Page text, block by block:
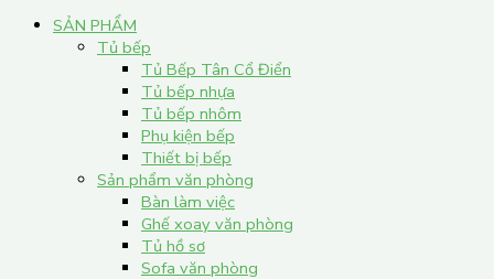
SẢN PHẨM
Tủ bếp
Tủ Bếp Tân Cổ Điển
Tủ bếp nhựa
Tủ bếp nhôm
Phụ kiện bếp
Thiết bị bếp
Sản phẩm văn phòng
Bàn làm việc
Ghế xoay văn phòng
Tủ hồ sơ
Sofa văn phòng